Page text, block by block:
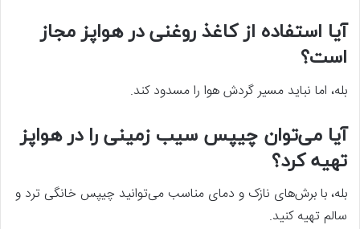
آیا استفاده از کاغذ روغنی در هواپز مجاز
است؟
بله، اما نباید مسیر گردش هوا را مسدود کند.
آیا می‌توان چیپس سیب زمینی را در هواپز
تهیه کرد؟
بله، با برش‌های نازک و دمای مناسب می‌توانید چیپس خانگی ترد و
سالم تهیه کنید.